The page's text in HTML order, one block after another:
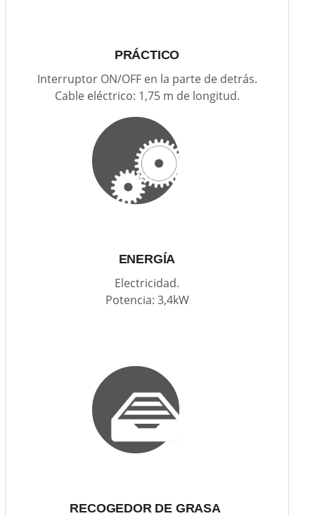
PRÁCTICO
Interruptor ON/OFF en la parte de detrás.
Cable eléctrico: 1,75 m de longitud.
ENERGÍA
Electricidad.
Potencia: 3,4kW
RECOGEDOR DE GRASA